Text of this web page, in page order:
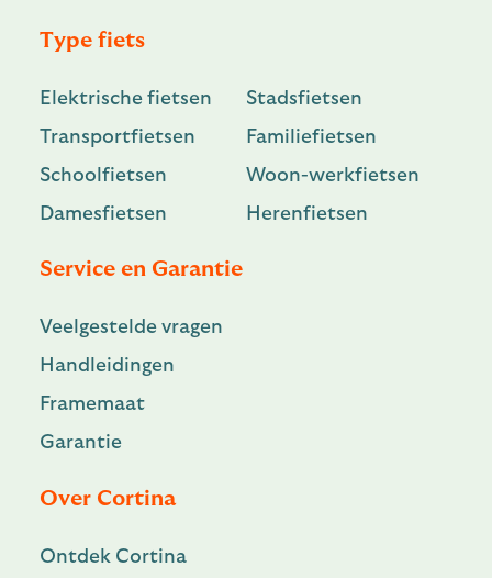
Type fiets
Elektrische fietsen
Stadsfietsen
Transportfietsen
Familiefietsen
Schoolfietsen
Woon-werkfietsen
Damesfietsen
Herenfietsen
Service en Garantie
Veelgestelde vragen
Handleidingen
Framemaat
Garantie
Over Cortina
Ontdek Cortina